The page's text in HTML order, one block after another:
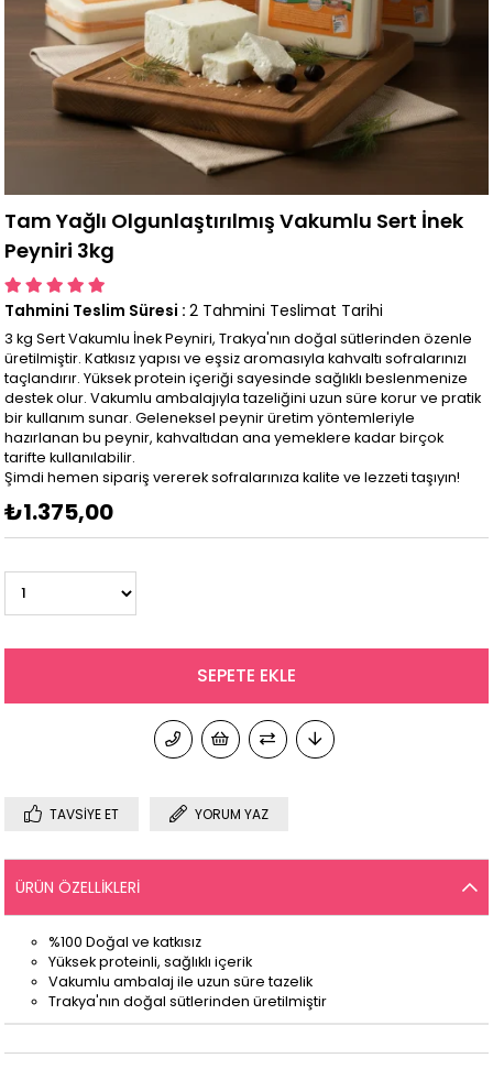
Tam Yağlı Olgunlaştırılmış Vakumlu Sert İnek
Peyniri 3kg
Tahmini Teslim Süresi : 2 Tahmini Teslimat Tarihi
3 kg Sert Vakumlu İnek Peyniri, Trakya'nın doğal sütlerinden özenle
üretilmiştir. Katkısız yapısı ve eşsiz aromasıyla kahvaltı sofralarınızı
taçlandırır. Yüksek protein içeriği sayesinde sağlıklı beslenmenize
destek olur. Vakumlu ambalajıyla tazeliğini uzun süre korur ve pratik
bir kullanım sunar. Geleneksel peynir üretim yöntemleriyle
hazırlanan bu peynir, kahvaltıdan ana yemeklere kadar birçok
tarifte kullanılabilir.
Şimdi hemen sipariş vererek sofralarınıza kalite ve lezzeti taşıyın!
₺1.375,00
TAVSIYE ET YORUM YAZ
ÜRÜN ÖZELLIKLERI
%100 Doğal ve katkısız
Yüksek proteinli, sağlıklı içerik
Vakumlu ambalaj ile uzun süre tazelik
Trakya'nın doğal sütlerinden üretilmiştir